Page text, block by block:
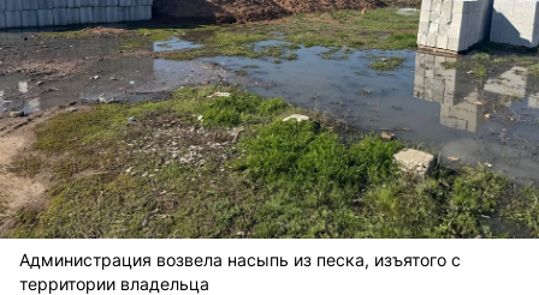
Администрация возвела насыпь из песка, изъятого с
территории владельца